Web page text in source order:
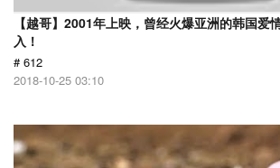
【越哥】2001年上映，曾经火爆亚洲的韩国爱
入！
# 612
2018-10-25 03:10